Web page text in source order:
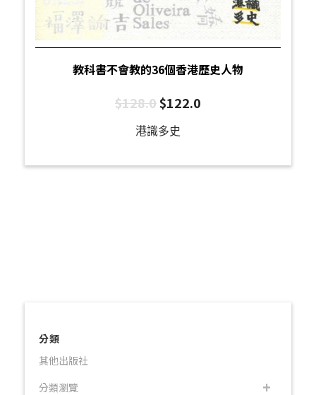
教科書不會教的36個香港歷史人物
$128.0$122.0
港識多史
分類
其他出版社
分類瀏覽